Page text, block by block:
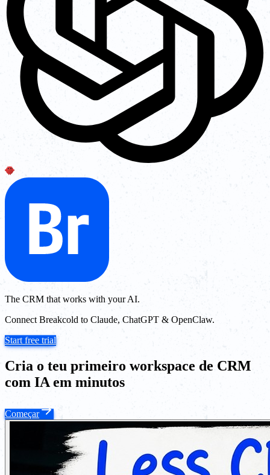
The CRM that works with your AI.
Connect Breakcold to Claude, ChatGPT & OpenClaw.
Start free trial
Cria o teu primeiro workspace de CRM
com IA em minutos
Começar